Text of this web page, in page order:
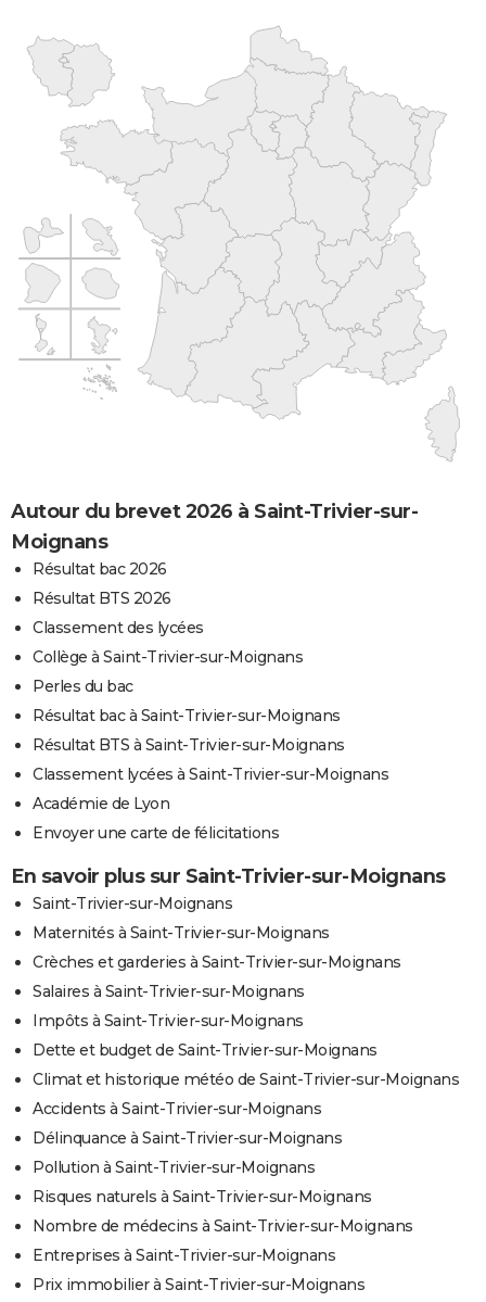
Autour du brevet 2026 à Saint-Trivier-sur-
Moignans
Résultat bac 2026
Résultat BTS 2026
Classement des lycées
Collège à Saint-Trivier-sur-Moignans
Perles du bac
Résultat bac à Saint-Trivier-sur-Moignans
Résultat BTS à Saint-Trivier-sur-Moignans
Classement lycées à Saint-Trivier-sur-Moignans
Académie de Lyon
Envoyer une carte de félicitations
En savoir plus sur Saint-Trivier-sur-Moignans
Saint-Trivier-sur-Moignans
Maternités à Saint-Trivier-sur-Moignans
Crèches et garderies à Saint-Trivier-sur-Moignans
Salaires à Saint-Trivier-sur-Moignans
Impôts à Saint-Trivier-sur-Moignans
Dette et budget de Saint-Trivier-sur-Moignans
Climat et historique météo de Saint-Trivier-sur-Moignans
Accidents à Saint-Trivier-sur-Moignans
Délinquance à Saint-Trivier-sur-Moignans
Pollution à Saint-Trivier-sur-Moignans
Risques naturels à Saint-Trivier-sur-Moignans
Nombre de médecins à Saint-Trivier-sur-Moignans
Entreprises à Saint-Trivier-sur-Moignans
Prix immobilier à Saint-Trivier-sur-Moignans